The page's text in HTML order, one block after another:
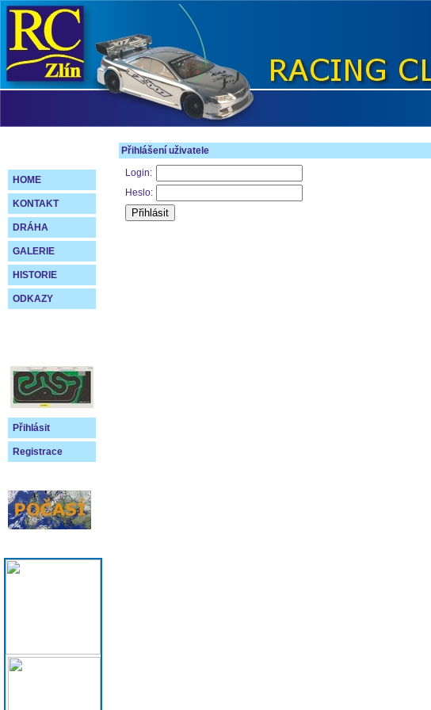
HOME
KONTAKT
DRÁHA
GALERIE
HISTORIE
ODKAZY
Přihlásit
Registrace
Přihlášení uživatele
Login:
Heslo: